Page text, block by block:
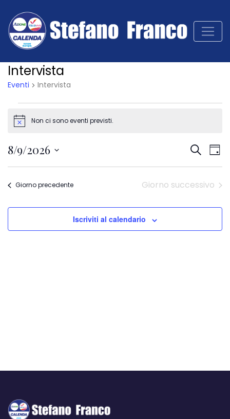
Intervista
Eventi Intervista
NoticeNon ci sono eventi previsti.
e
viste
Cerca
8/9/2026
Seleziona
data.
Giorno precedente Giorno successivo
Iscriviti al calendario